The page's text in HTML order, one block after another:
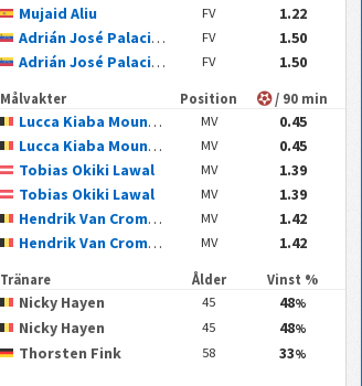
Mujaid Aliu
FV
1.22
Adrián José Palacios Hernández
FV
1.50
Adrián José Palacios Hernández
FV 1.50
Målvakter Position / 90 min
Lucca Kiaba Mounganga MV
0.45
Lucca Kiaba Mounganga
MV
0.45
Tobias Okiki Lawal
MV
1.39
Tobias Okiki Lawal
MV
1.39
Hendrik Van Crombrugge
MV
1.42
Hendrik Van Crombrugge
MV 1.42
Tränare Ålder Vinst %
Nicky Hayen 45 48%
Nicky Hayen 45 48%
Thorsten Fink 58 33%